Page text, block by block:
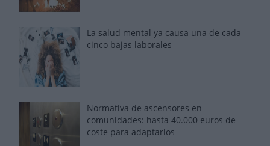
La salud mental ya causa una de cada
cinco bajas laborales
Normativa de ascensores en
comunidades: hasta 40.000 euros de
coste para adaptarlos